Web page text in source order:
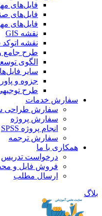
فایل‌های
فایل‌های
فایل‌های
نقشه GIS
نقشه
طرح جامع
الگوی
سایر
جزوه و
طرح
سفارش خدمات
سفارش طراحی
سفارش پروژه
انجام پروژه SPSS
سفارش ترجمه
همکاری با ما
درخواست تدریس
فروش فایل و
ارسال مطلب
بلاگ